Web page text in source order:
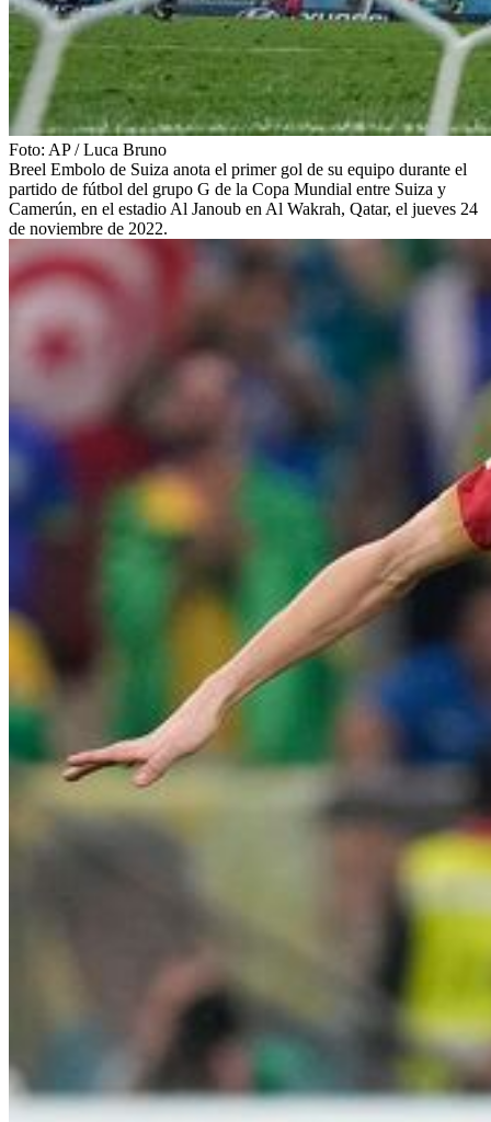
Foto: AP /Luca Bruno
Breel Embolo de Suiza anota el primer gol de su equipo durante el
partido de fútbol del grupo G de la Copa Mundial entre Suiza y
Camerún, en el estadio Al Janoub en Al Wakrah, Qatar, el jueves 24
de noviembre de 2022.